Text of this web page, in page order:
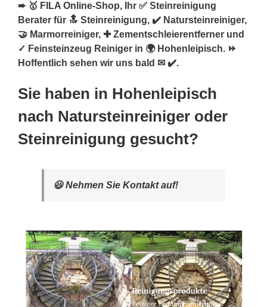
➨ 🥇 FILA Online-Shop, Ihr ✅ Steinreinigung
Berater für 🔝 Steinreinigung, ✔️ Natursteinreiniger,
🤝 Marmorreiniger, ✚ Zementschleierentferner und
✓ Feinsteinzeug Reiniger in 🌍 Hohenleipisch. ⏩
Hoffentlich sehen wir uns bald ✉ ✔️.
Sie haben in Hohenleipisch
nach Natursteinreiniger oder
Steinreinigung gesucht?
😃 Nehmen Sie Kontakt auf!